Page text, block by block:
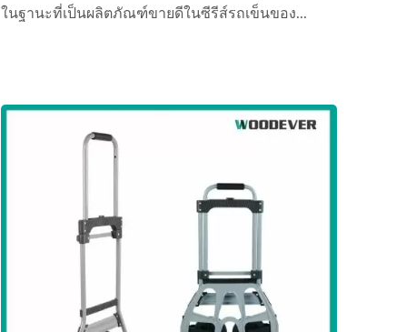
ในฐานะที่เป็นผลิตภัณฑ์ขายดีในซีรีส์รถเข็นของ...